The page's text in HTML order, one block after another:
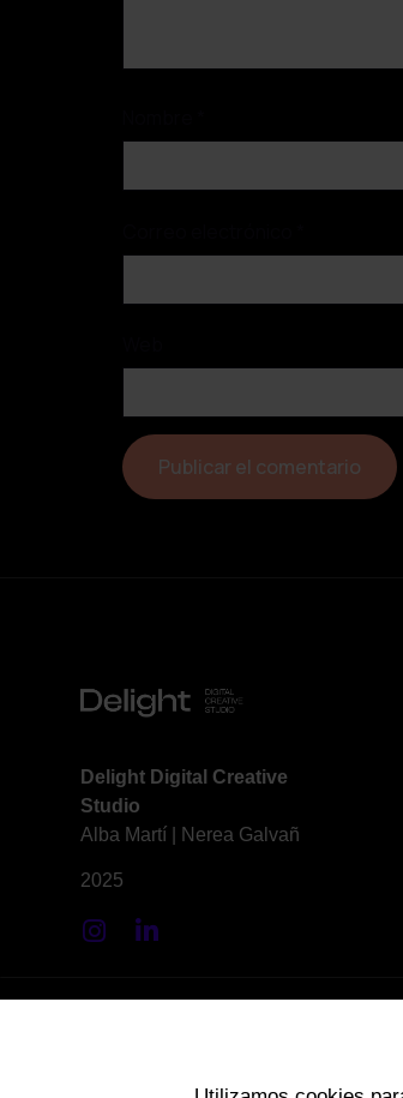
Delight Digital Creative
Studio
Alba Martí | Nerea Galvañ
2025